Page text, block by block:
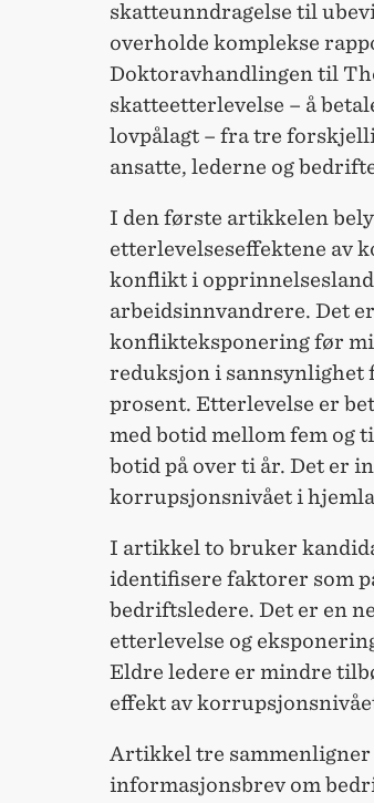
skatteunndragelse til
overholde komplekse
Doktoravhandlingen til
skatteetterlevelse – å
lovpålagt – fra tre
ansatte, lederne og
I den første artikkelen
etterlevelseseffektene av
konflikt i
arbeidsinnvandrere. Det
konflikteksponering før
reduksjon i sannsynlighet
prosent. Etterlevelse er
med botid mellom fem og
botid på over ti år. Det er
korrupsjonsnivået i
I artikkel to bruker
identifisere faktorer som
bedriftsledere. Det er en
etterlevelse og
Eldre ledere er mindre
effekt av
Artikkel tre
informasjonsbrev om